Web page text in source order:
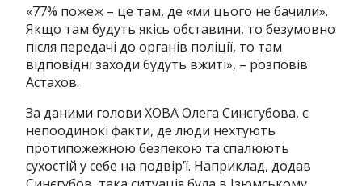
«77% пожеж – це там, де «ми цього не бачили».
Якщо там будуть якісь обставини, то безумовно
після передачі до органів поліції, то там
відповідні заходи будуть вжиті», – розповів
Астахов.
За даними голови ХОВА Олега Синєгубова, є
непоодинокі факти, де люди нехтують
протипожежною безпекою та спалюють
сухостій у себе на подвір’ї. Наприклад, додав